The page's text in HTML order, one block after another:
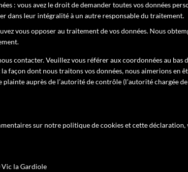
: vous avez le droit de demander toutes vos données
dans leur intégralité à un autre responsable du traitement.
vous opposer au traitement de vos données. Nous
contacter. Veuillez vous référer aux coordonnées au bas
façon dont nous traitons vos données, nous aimerions en
auprès de l’autorité de contrôle (l’autorité chargée
sur notre politique de cookies et cette
la Gardiole